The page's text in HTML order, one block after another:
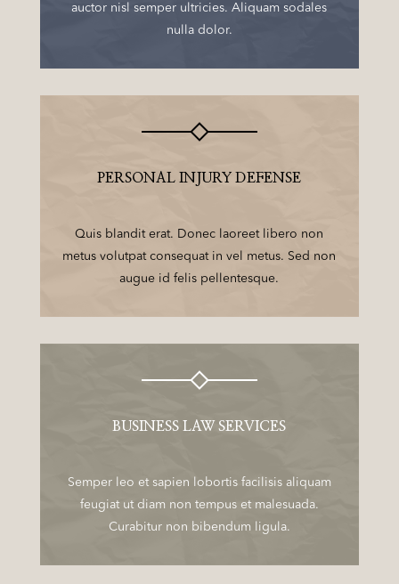
auctor nisl semper ultricies. Aliquam sodales
nulla dolor.
PERSONAL INJURY DEFENSE
Quis blandit erat. Donec laoreet libero non
metus volutpat consequat in vel metus. Sed non
augue id felis pellentesque.
BUSINESS LAW SERVICES
Semper leo et sapien lobortis facilisis aliquam
feugiat ut diam non tempus et malesuada.
Curabitur non bibendum ligula.